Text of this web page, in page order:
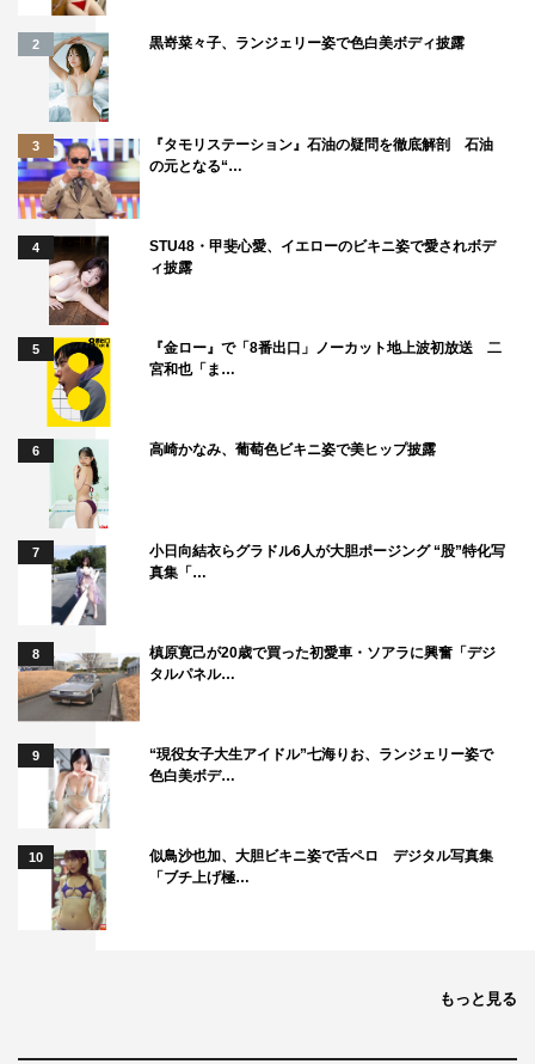
2 黒嵜菜々子、ランジェリー姿で色白美ボディ披露
3
『タモリステーション』石油の疑問を徹底解剖 石油
の元となる“…
4
STU48・甲斐心愛、イエローのビキニ姿で愛されボデ
ィ披露
5
『金ロー』で「8番出口」ノーカット地上波初放送 二
宮和也「ま…
6 高崎かなみ、葡萄色ビキニ姿で美ヒップ披露
7
小日向結衣らグラドル6人が大胆ポージング “股”特化写
真集「…
8
槙原寛己が20歳で買った初愛車・ソアラに興奮「デジ
タルパネル…
9
“現役女子大生アイドル”七海りお、ランジェリー姿で
色白美ボデ…
10
似鳥沙也加、大胆ビキニ姿で舌ペロ デジタル写真集
「ブチ上げ極…
もっと見る